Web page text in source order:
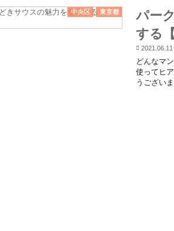
中央区 東京都
パー
する
2021.06.11
どんなマ
使ってヒ
うござい